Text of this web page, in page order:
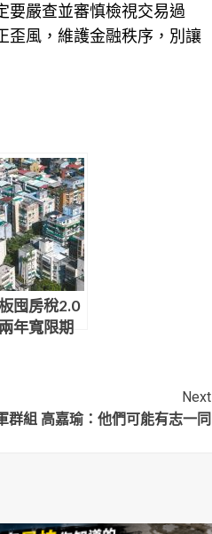
要嚴查並審慎檢視交易過
歪風，維護金融秩序，別讓
囤房稅2.0
年寬限期
Next
群組 高嘉瑜：他們可能有志一同